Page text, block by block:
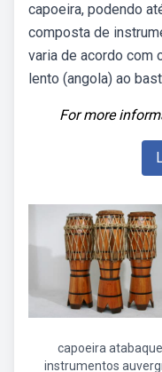
capoeira, podendo
composta de
varia de acordo com
lento (angola) ao
For more
capoeira atabaque
instrumentos